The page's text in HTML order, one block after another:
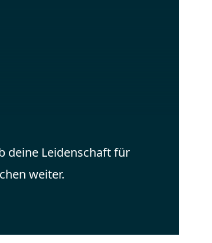
deine Leidenschaft für
weiter.